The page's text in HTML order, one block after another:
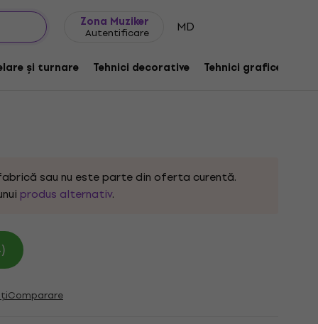
Zona Muziker
Autentificare MD
și turnare Tehnici decorative Tehnici grafice
de pictura JUM58
sau nu este parte din oferta curentă.
produs alternativ.
Comparare